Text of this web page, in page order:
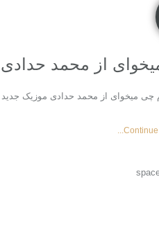
از محمد حدادی
چی میخوای از محمد حدادی موزیک
Continue